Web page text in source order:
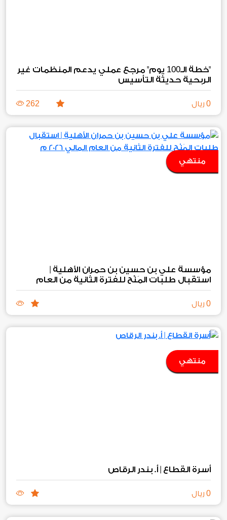
"خطة الـ100
يوم" مرجع عملي يدعم المنظمات غير
الربحية حديثة التأسيس
0 ريال 262
منتهي
استقبال طلبات المَنْح للفترة الثانية من العام
المالي2026م
0 ريال
منتهي
أسرة القطاع | أ. بندر الرقاص
0 ريال